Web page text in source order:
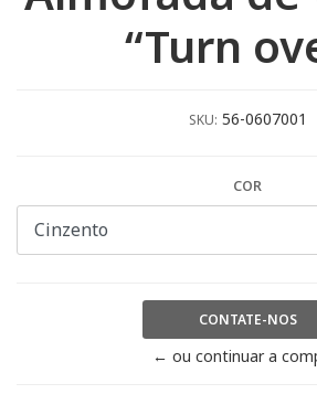
“Turn
SKU: 56-0607001
COR
CONTATE-NOS
← ou continuar a